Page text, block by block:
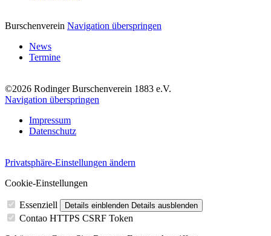
Burschenverein Navigation überspringen
News
Termine
©2026 Rodinger Burschenverein 1883 e.V.
Navigation überspringen
Impressum
Datenschutz
Privatsphäre-Einstellungen ändern
Cookie-Einstellungen
Essenziell Details einblenden Details ausblenden
Contao HTTPS CSRF Token